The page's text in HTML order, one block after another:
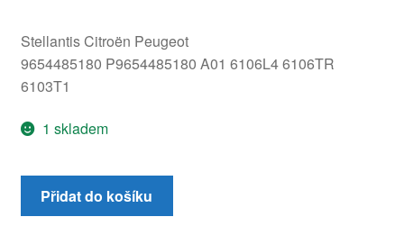
Stellantis Citroën Peugeot
9654485180 P9654485180 A01 6106L4 6106TR
6103T1
1 skladem
Tachometr
najeto
Přidat do košíku